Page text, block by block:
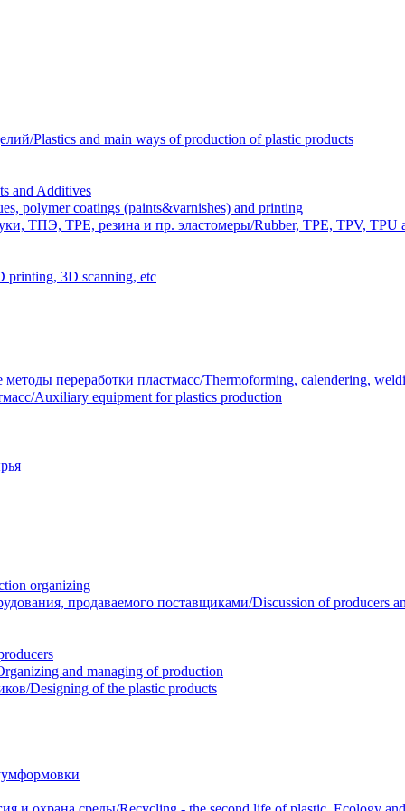
Plastics and main ways of production of plastic products
and Additives
polymer coatings (paints&varnishes) and printing
ТПЭ, TPE, резина и пр. эластомеры/Rubber, TPE, TPV, TPU
3D scanning, etc
переработки пластмасс/Thermoforming, calendering,
Auxiliary equipment for plastics production
organizing
продаваемого поставщиками/Discussion of producers
and managing of production
Designing of the plastic products